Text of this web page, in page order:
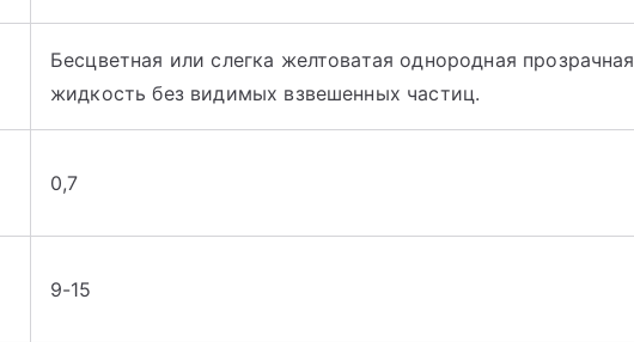
Бесцветная или слегка желтоватая однородная прозрачная
жидкость без видимых взвешенных частиц.
0,7
9-15